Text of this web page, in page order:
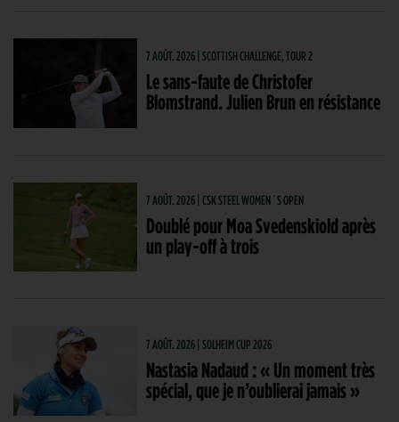
7 AOÛT. 2026 | SCOTTISH CHALLENGE, TOUR 2
Le sans-faute de Christofer
Blomstrand. Julien Brun en résistance
7 AOÛT. 2026 | CSK STEEL WOMEN´S OPEN
Doublé pour Moa Svedenskiold après
un play-off à trois
7 AOÛT. 2026 | SOLHEIM CUP 2026
Nastasia Nadaud : « Un moment très
spécial, que je n’oublierai jamais »